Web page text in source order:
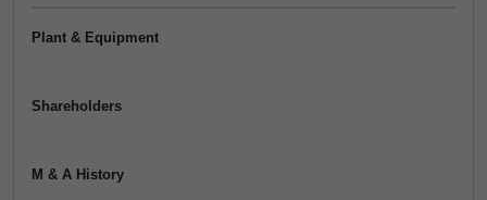
Plant & Equipment
Shareholders
M & A History